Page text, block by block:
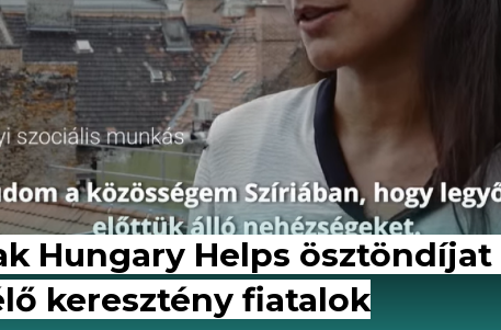
Hungary Helps ösztöndíjat
keresztény fiatalok